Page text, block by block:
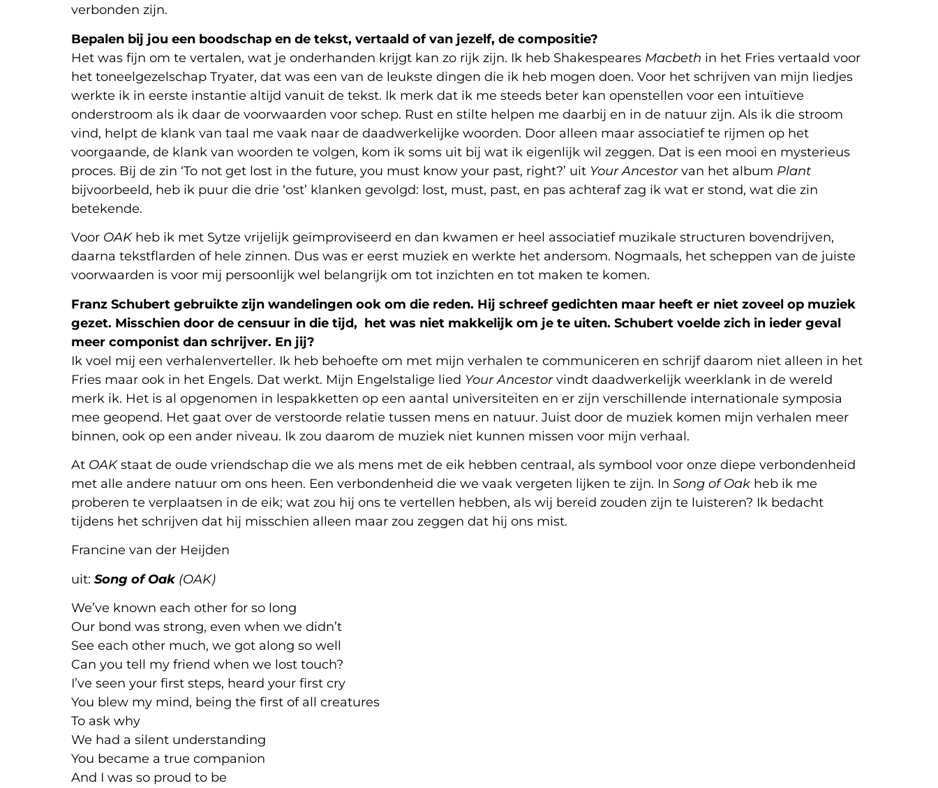
verbonden zijn.
Bepalen bij jou een boodschap en de tekst, vertaald of van jezelf, de compositie?
Het was fijn om te vertalen, wat je onderhanden krijgt kan zo rijk zijn. Ik heb Shakespeares Macbeth in het Fries vertaald voor
het toneelgezelschap Tryater, dat was een van de leukste dingen die ik heb mogen doen. Voor het schrijven van mijn liedjes
werkte ik in eerste instantie altijd vanuit de tekst. Ik merk dat ik me steeds beter kan openstellen voor een intuïtieve
onderstroom als ik daar de voorwaarden voor schep. Rust en stilte helpen me daarbij en in de natuur zijn. Als ik die stroom
vind, helpt de klank van taal me vaak naar de daadwerkelijke woorden. Door alleen maar associatief te rijmen op het
voorgaande, de klank van woorden te volgen, kom ik soms uit bij wat ik eigenlijk wil zeggen. Dat is een mooi en mysterieus
proces. Bij de zin ‘To not get lost in the future, you must know your past, right?’ uit Your Ancestorvan het album Plant
bijvoorbeeld, heb ik puur die drie ‘ost’ klanken gevolgd: lost, must, past, en pas achteraf zag ik wat er stond, wat die zin
betekende.
Voor OAKheb ik met Sytze vrijelijk geïmproviseerd en dan kwamen er heel associatief muzikale structuren bovendrijven,
daarna tekstflarden of hele zinnen. Dus was er eerst muziek en werkte het andersom. Nogmaals, het scheppen van de juiste
voorwaarden is voor mij persoonlijk wel belangrijk om tot inzichten en tot maken te komen.
Franz Schubert gebruikte zijn wandelingen ook om die reden. Hij schreef gedichten maar heeft er niet zoveel op muziek
gezet. Misschien door de censuur in die tijd, het was niet makkelijk om je te uiten. Schubert voelde zich in ieder geval
meer componist dan schrijver. En jij?
Ik voel mij een verhalenverteller. Ik heb behoefte om met mijn verhalen te communiceren en schrijf daarom niet alleen in het
Fries maar ook in het Engels. Dat werkt. Mijn Engelstalige lied Your Ancestorvindt daadwerkelijk weerklank in de wereld
merk ik. Het is al opgenomen in lespakketten op een aantal universiteiten en er zijn verschillende internationale symposia
mee geopend. Het gaat over de verstoorde relatie tussen mens en natuur. Juist door de muziek komen mijn verhalen meer
binnen, ook op een ander niveau. Ik zou daarom de muziek niet kunnen missen voor mijn verhaal.
At OAKstaat de oude vriendschap die we als mens met de eik hebben centraal, als symbool voor onze diepe verbondenheid
met alle andere natuur om ons heen. Een verbondenheid die we vaak vergeten lijken te zijn. In Song of Oak heb ik me
proberen te verplaatsen in de eik; wat zou hij ons te vertellen hebben, als wij bereid zouden zijn te luisteren? Ik bedacht
tijdens het schrijven dat hij misschien alleen maar zou zeggen dat hij ons mist.
Francine van der Heijden
uit: Song of Oak(OAK)
We’ve known each other for so long
Our bond was strong, even when we didn’t
See each other much, we got along so well
Can you tell my friend when we lost touch?
I’ve seen your first steps, heard your first cry
You blew my mind, being the first of all creatures
To ask why
We had a silent understanding
You became a true companion
And I was so proud to be